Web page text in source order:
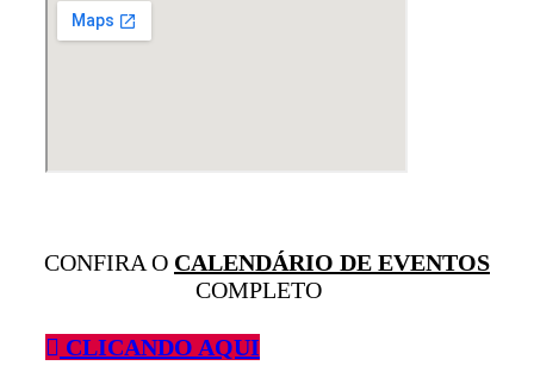
CONFIRA O CALENDÁRIO DE EVENTOS
COMPLETO
CLICANDO AQUI